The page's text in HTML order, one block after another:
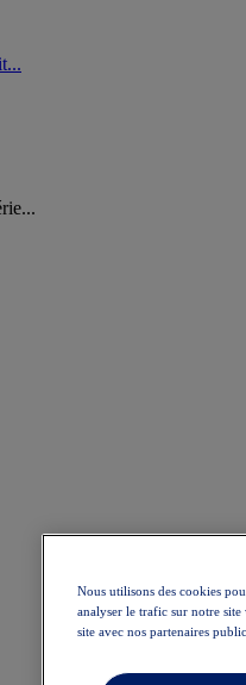
Nous utilisons des cookies
analyser le trafic sur notre
site avec nos partenaires